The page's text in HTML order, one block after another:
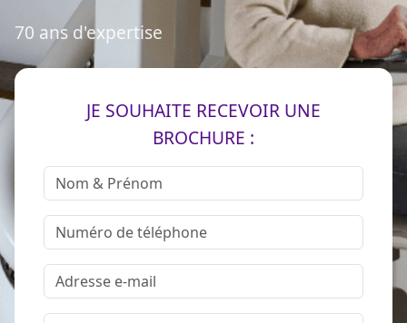
70 ans d'expertise
JE SOUHAITE RECEVOIR UNE
BROCHURE :